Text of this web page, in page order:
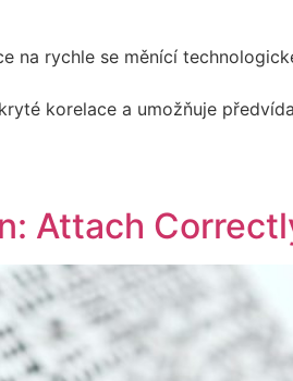
na rychle se měnící
korelace a umožňuje
Attach